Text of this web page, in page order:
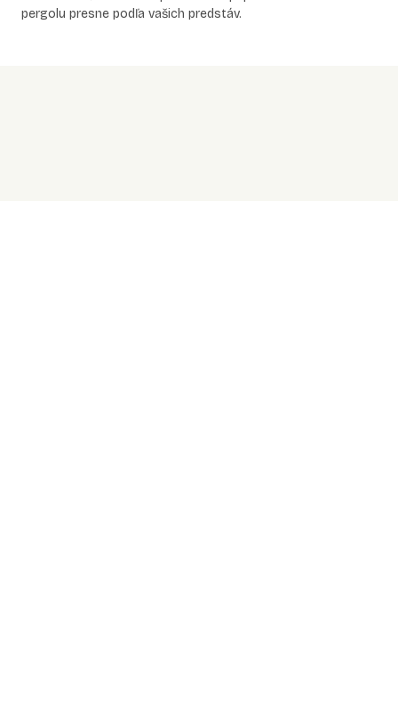
pergolu presne podľa vašich predstáv.